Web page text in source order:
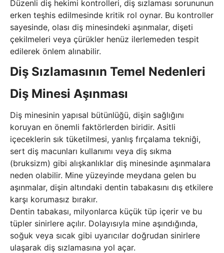
Düzenli diş hekimi kontrolleri, diş sızlaması sorununun
erken teşhis edilmesinde kritik rol oynar. Bu kontroller
sayesinde, olası diş minesindeki aşınmalar, dişeti
çekilmeleri veya çürükler henüz ilerlemeden tespit
edilerek önlem alınabilir.
Diş Sızlamasının Temel Nedenleri
Diş Minesi Aşınması
Diş minesinin yapısal bütünlüğü, dişin sağlığını
koruyan en önemli faktörlerden biridir. Asitli
içeceklerin sık tüketilmesi, yanlış fırçalama tekniği,
sert diş macunları kullanımı veya diş sıkma
(bruksizm) gibi alışkanlıklar diş minesinde aşınmalara
neden olabilir. Mine yüzeyinde meydana gelen bu
aşınmalar, dişin altındaki dentin tabakasını dış etkilere
karşı korumasız bırakır.
Dentin tabakası, milyonlarca küçük tüp içerir ve bu
tüpler sinirlere açılır. Dolayısıyla mine aşındığında,
soğuk veya sıcak gibi uyarıcılar doğrudan sinirlere
ulaşarak diş sızlamasına yol açar.